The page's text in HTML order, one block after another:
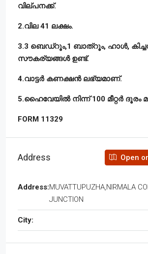
വില്പനക്ക്.
2.വില 41 ലക്ഷം.
3.3 ബെഡ്റൂം,1 ബാത്റൂം, ഹാൾ,
സൗകര്യങ്ങൾ ഉണ്ട്.
4.വാട്ടർ കണക്ഷൻ ലഭ്യമാണ്.
5.ഹൈവേയിൽ നിന്ന് 100 മീറ്റർ ദൂരം
FORM 11329
Address Open
Address:MUVATTUPUZHA,NIRMALA
JUNCTION
City: